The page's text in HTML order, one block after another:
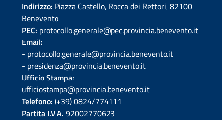
Indirizzo: Piazza Castello, Rocca dei Rettori, 82100
Benevento
PEC: protocollo.generale@pec.provincia.benevento.it
Email:
- protocollo.generale@provincia.benevento.it
- presidenza@provincia.benevento.it
Ufficio Stampa:
ufficiostampa@provincia.benevento.it
Telefono: (+39) 0824/774111
Partita I.V.A. 92002770623